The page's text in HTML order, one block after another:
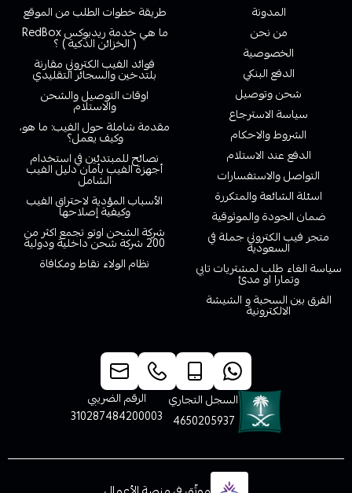
المدونة
من نحن
الخصوصية
الدفع البنكي
شحن وتوصيل
سياسة الاسترجاع
الشروط والاحكام
الدفع عند الاستلام
التواصل والاستفسارات
اسئلة الشائعة والمتكررة
ضمان الجودة والموثوقية
متجر فيب الكتروني جملة في
السعودية
سياسة الغاء طلب لمشتريات تابي
وتمارا او مدئ
الفرق بين السحبة و الشيشة
الالكترونية
طريقة خطوات الطلب من الموقع
ما هي خدمة ريدبوكس RedBox
( الخزائن الذكية ) ؟
فوائد الفيب الكتروني مقارنة
بلتدخين والسجائر التقليدي
اوقات التوصيل والشحن
والاستلام
مقدمة شاملة حول الفيب: ما هو،
وكيف يعمل؟
نصائح للمبتدئين في استخدام
أجهزة الفيب بأمان دليل الفيب
الشامل
الأسباب المؤدية لاحتراق الفيب
وكيفية إصلاحها
شركة الشحن اوتو تجمع اكثر من
200 شركة شحن داخلية ودولية
نظام الولاء نقاط ومكافاة
السجل التجاري
4650205937
الرقم الضريبي
310287484200003